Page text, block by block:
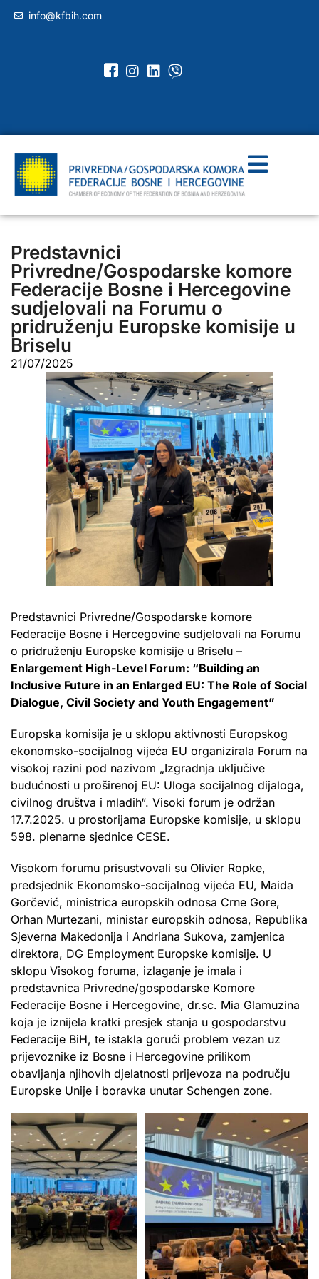
info@kfbih.com
Predstavnici
Privredne/Gospodarske komore
Federacije Bosne i Hercegovine
sudjelovali na Forumu o
pridruženju Europske komisije u
Briselu
21/07/2025
Predstavnici Privredne/Gospodarske komore
Federacije Bosne i Hercegovine sudjelovali na Forumu
o pridruženju Europske komisije u Briselu –
Enlargement High-Level Forum: “Building an
Inclusive Future in an Enlarged EU: The Role of Social
Dialogue, Civil Society and Youth Engagement”
Europska komisija je u sklopu aktivnosti Europskog
ekonomsko-socijalnog vijeća EU organizirala Forum na
visokoj razini pod nazivom „Izgradnja uključive
budućnosti u proširenoj EU: Uloga socijalnog dijaloga,
civilnog društva i mladih“. Visoki forum je održan
17.7.2025. u prostorijama Europske komisije, u sklopu
598. plenarne sjednice CESE.
Visokom forumu prisustvovali su Olivier Ropke,
predsjednik Ekonomsko-socijalnog vijeća EU, Maida
Gorčević, ministrica europskih odnosa Crne Gore,
Orhan Murtezani, ministar europskih odnosa, Republika
Sjeverna Makedonija i Andriana Sukova, zamjenica
direktora, DG Employment Europske komisije. U
sklopu Visokog foruma, izlaganje je imala i
predstavnica Privredne/gospodarske Komore
Federacije Bosne i Hercegovine, dr.sc. Mia Glamuzina
koja je iznijela kratki presjek stanja u gospodarstvu
Federacije BiH, te istakla gorući problem vezan uz
prijevoznike iz Bosne i Hercegovine prilikom
obavljanja njihovih djelatnosti prijevoza na području
Europske Unije i boravka unutar Schengen zone.